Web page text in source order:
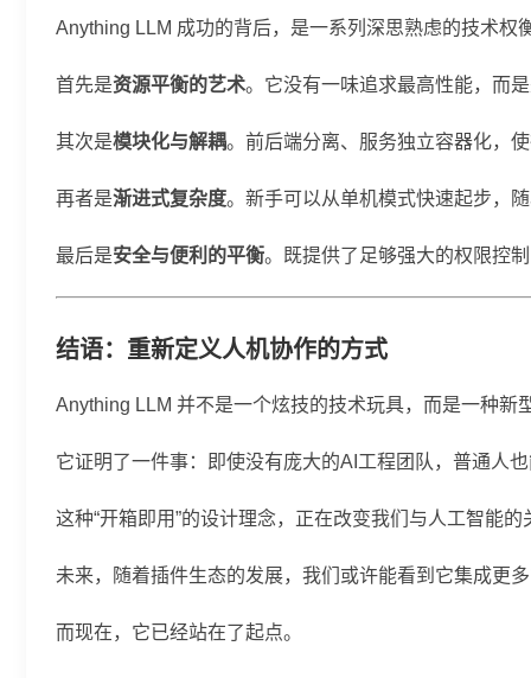
Anything LLM 成功的背后，是一系列深思熟虑的技术权
首先是资源平衡的艺术。它没有一味追求最高性能，而
其次是模块化与解耦。前后端分离、服务独立容器化，
再者是渐进式复杂度。新手可以从单机模式快速起步，
最后是安全与便利的平衡。既提供了足够强大的权限控
结语：重新定义人机协作的方式
Anything LLM 并不是一个炫技的技术玩具，而是一种新
它证明了一件事：即使没有庞大的AI工程团队，普通人
这种“开箱即用”的设计理念，正在改变我们与人工智
未来，随着插件生态的发展，我们或许能看到它集成
而现在，它已经站在了起点。